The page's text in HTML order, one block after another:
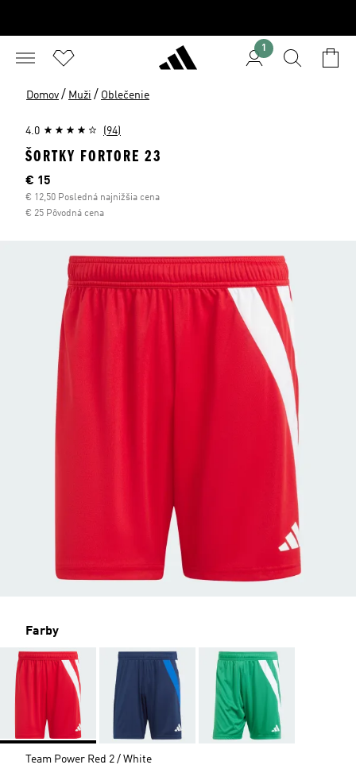
1
Domov / Muži / Oblečenie
4.0 (94)
ŠORTKY FORTORE 23
Aktuálna cena
€ 15
€ 12,50 Posledná najnižšia cena
€ 25 Pôvodná cena
Farby
Team Power Red 2 / White